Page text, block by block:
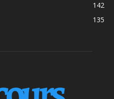
142
135